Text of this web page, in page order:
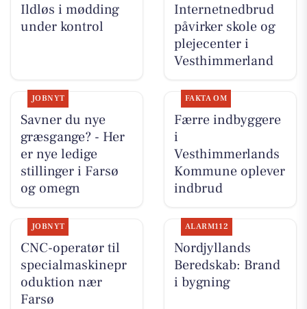
Ildløs i mødding
under kontrol
Internetnedbrud
påvirker skole og
plejecenter i
Vesthimmerland
JOBNYT
Savner du nye
græsgange? - Her
er nye ledige
stillinger i Farsø
og omegn
FAKTA OM
Færre indbyggere
i
Vesthimmerlands
Kommune oplever
indbrud
JOBNYT
CNC-operatør til
specialmaskinepr
oduktion nær
Farsø
ALARM112
Nordjyllands
Beredskab: Brand
i bygning